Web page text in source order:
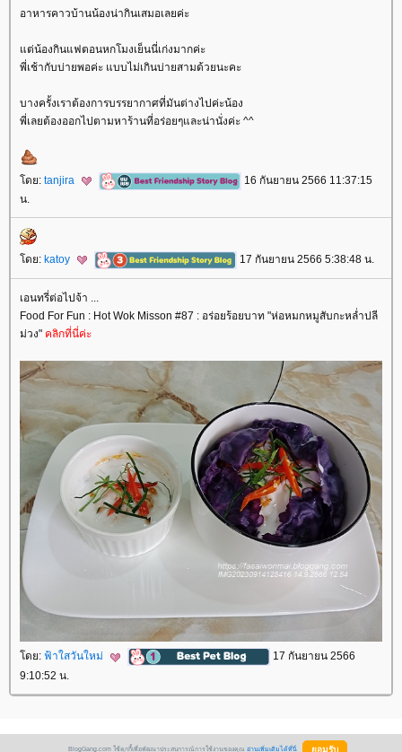
อาหารคาวบ้านน้องน่ากินเสมอเลยค่ะ
ต่น้องกินแฟตอนหกโมงเย็นนี่เก่งมากค่ะ
พี่เช้ากับบ่ายพอค่ะ แบบไม่เกินบ่ายสามด้วยนะคะ
บางครั้งเราต้องการบรรยากาศที่มันต่างไปค่ะน้อง
พี่เลยต้องออกไปตามหาร้านที่อร่อยๆและน่านั่งค่ะ ^^
ดย: tanjira
16 กันยายน 2566 11:37:15
น.
ดย: katoy 17 กันยายน 2566 5:38:48 น.
เอนทรี่ต่อไปจ้า ...
Food For Fun : Hot Wok Misson #87 : อร่อยร้อยบาท "ห่อหมกหมูสับกะหล่ำปลี
ม่วง" คลิกที่นี่ค่ะ
ดย: ฟ้าใสวันใหม่
17 กันยายน 2566
9:10:52 น.
BlogGang.com ใช้คุกกี้เพื่อพัฒนาประสบการณ์การใช้งานของคุณ อ่านเพิ่มเติมได้ที่นี่